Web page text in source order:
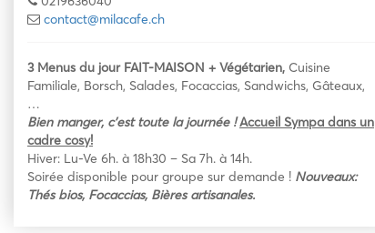
contact@milacafe.ch
3 Menus du jour FAIT-MAISON + Végétarien, Cuisine
Familiale, Borsch, Salades, Focaccias, Sandwichs, Gâteaux,
…
Bien manger, c’est toute la journée ! Accueil Sympa dans un
cadre cosy!
Hiver: Lu-Ve 6h. à 18h30 – Sa 7h. à 14h.
Soirée disponible pour groupe sur demande ! Nouveaux:
Thés bios, Focaccias, Bières artisanales.